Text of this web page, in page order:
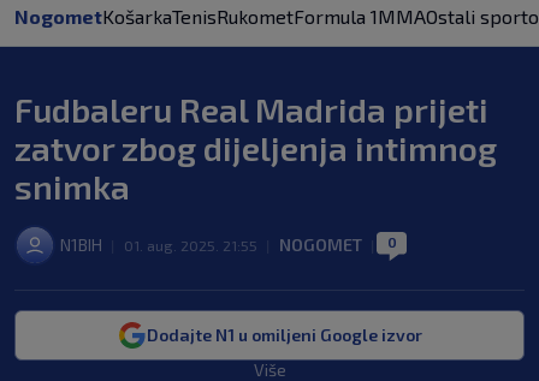
NogometKošarkaTenisRukometFormula 1MMAOstali
Fudbaleru Real Madrida prijeti
zatvor zbog dijeljenja intimnog
snimka
N1BIH 01. aug. 2025. 21:55 NOGOMET 0
Dodajte N1 u omiljeni Google izvor
Više